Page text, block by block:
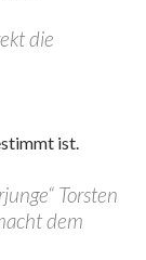
die
ist.
Torsten
dem